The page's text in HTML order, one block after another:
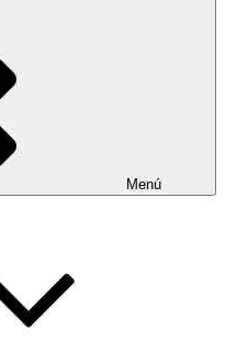
Menú